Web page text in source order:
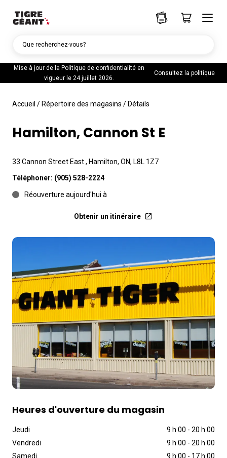
Mise à jour de la Politique de confidentialité en
vigueur le 24 juillet 2026.
Consultez la politique
Que recherchez-vous?
Accueil / Répertoire des magasins / Détails
Hamilton, Cannon St E
33 Cannon Street East , Hamilton, ON, L8L 1Z7
Téléphoner: (905) 528-2224
Réouverture aujourd'hui à
Obtenir un itinéraire
Heures d'ouverture du magasin
Jeudi 9 h 00 - 20 h 00
Vendredi
9 h 00 - 20 h 00
Samedi
9 h 00 - 17 h 00